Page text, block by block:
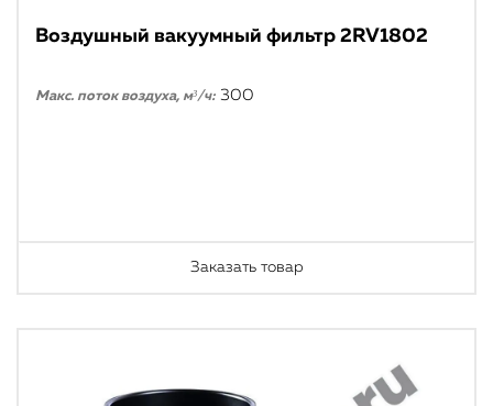
Воздушный вакуумный фильтр 2RV1802
Макс. поток воздуха, м³/ч: 300
Заказать товар